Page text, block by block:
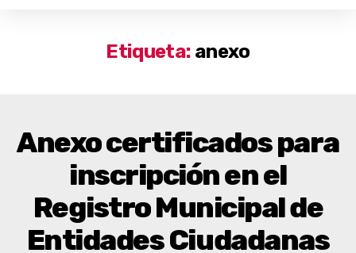
Etiqueta: anexo
Anexo certificados para
inscripción en el
Registro Municipal de
Entidades Ciudadanas